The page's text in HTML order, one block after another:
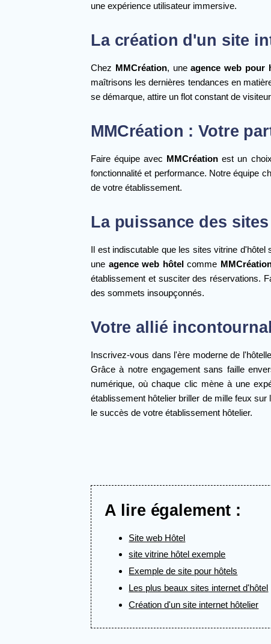
une expérience utilisateur immersive.
La création d'un site
Chez MMCréation, uneagence web pour
maîtrisons les dernières tendances en
se démarque, attire un flot constant de
MMCréation : Votre
Faire équipe avec MMCréation est un
fonctionnalité et performance. Notre équipe
de votre établissement.
La puissance des
Il est indiscutable que les sites vitrine
une agence web hôtelcomme
établissement et susciter des réservations.
des sommets insoupçonnés.
Votre allié
Inscrivez-vous dans l'ère moderne de
Grâce à notre engagement sans faille
numérique, où chaque clic mène à une
établissement hôtelier briller de mille feux
le succès de votre établissement hôtelier.
A lire également :
Site web Hôtel
site vitrine hôtel exemple
Exemple de site pour hôtels
Les plus beaux sites internet d'hôtel
Création d'un site internet hôtelier